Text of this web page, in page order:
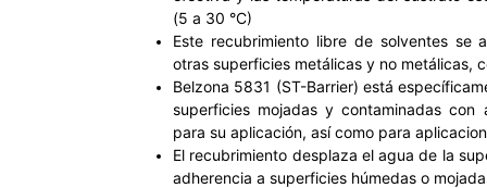
(5 a 30 °C)
Este recubrimiento libre de solventes se
otras superficies metálicas y no metálicas,
Belzona 5831 (ST-Barrier) está
superficies mojadas y contaminadas
para su aplicación, así como para
El recubrimiento desplaza el agua de la
adherencia a superficies húmedas o